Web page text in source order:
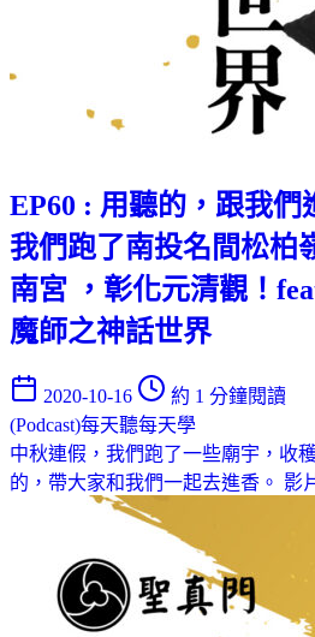
EP60 : 用聽的，跟我們
我們跑了南投名間松柏
南宮 ，彰化元清觀！
魔師之神話世界
2020-10-16
約 1 分鐘閱讀
(Podcast)每天聽每天學
中秋連假，我們跑了一些廟宇，收
的，帶大家和我們一起去進香。